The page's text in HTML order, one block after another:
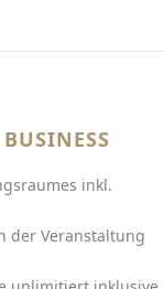
inkl.
der Veranstaltung